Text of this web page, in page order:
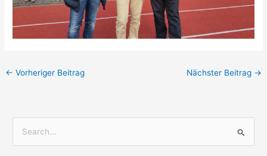
← Vorheriger Beitrag Nächster Beitrag →